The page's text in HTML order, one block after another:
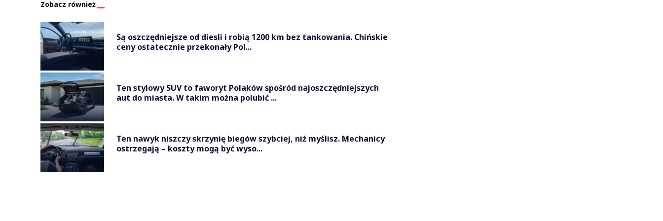
Zobacz również
Są oszczędniejsze od diesli i robią 1200 km bez tankowania. Chińskie
ceny ostatecznie przekonały Pol...
Ten stylowy SUV to faworyt Polaków spośród najoszczędniejszych
aut do miasta. W takim można polubić ...
Ten nawyk niszczy skrzynię biegów szybciej, niż myślisz. Mechanicy
ostrzegają – koszty mogą być wyso...